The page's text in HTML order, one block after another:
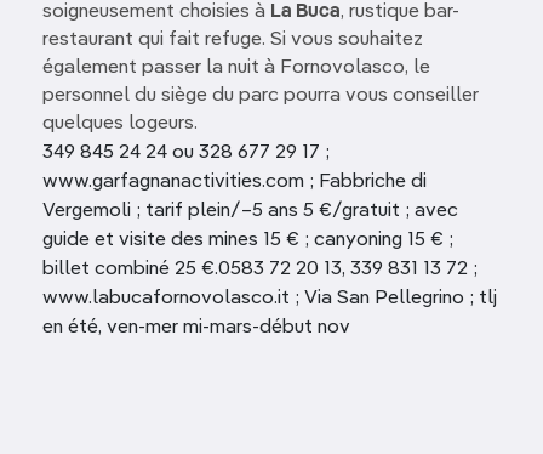
soigneusement choisies à La Buca, rustique bar-
restaurant qui fait refuge. Si vous souhaitez
également passer la nuit à Fornovolasco, le
personnel du siège du parc pourra vous conseiller
quelques logeurs.
349 845 24 24 ou 328 677 29 17 ;
www.garfagnanactivities.com ; Fabbriche di
Vergemoli ; tarif plein/–5 ans 5 €/gratuit ; avec
guide et visite des mines 15 € ; canyoning 15 € ;
billet combiné 25 €.0583 72 20 13, 339 831 13 72 ;
www.labucafornovolasco.it ; Via San Pellegrino ; tlj
en été, ven-mer mi-mars-début nov